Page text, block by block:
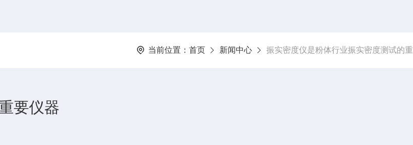
当前位置： 首页 新闻中心 振实密度仪是粉体行业振实密度测试的
要仪器